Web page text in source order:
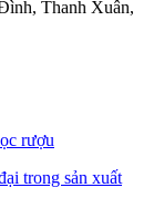
Thanh Xuân,
rượu
trong sản xuất